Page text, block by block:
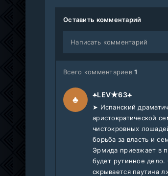
Оставить комментарий
Написать комментарий
Всего комментариев1
♣ ♣LEV★63♣
➤ Испанский
аристократической
чистокровных
борьба за власть и
Эрмида приезжает в
будет рутинное
скрывается паутина